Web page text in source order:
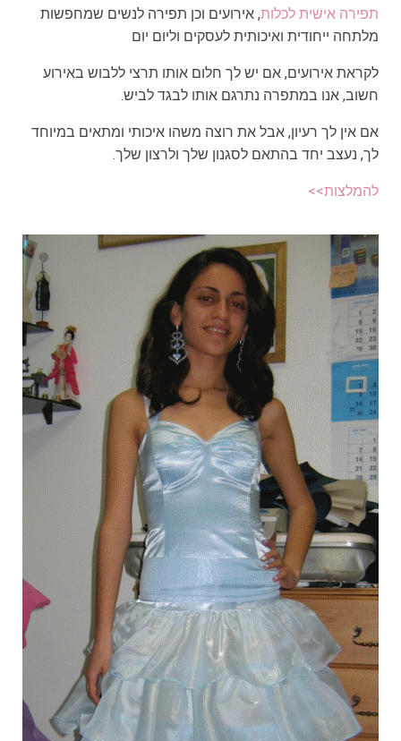
תפירה אישית לכלות, אירועים וכן תפירה לנשים שמחפשות
מלתחה ייחודית ואיכותית לעסקים וליום יום
לקראת אירועים, אם יש לך חלום אותו תרצי ללבוש באירוע
חשוב, אנו במתפרה נתרגם אותו לבגד לביש.
אם אין לך רעיון, אבל את רוצה משהו איכותי ומתאים במיוחד
לך, נעצב יחד בהתאם לסגנון שלך ולרצון שלך.
להמלצות>>